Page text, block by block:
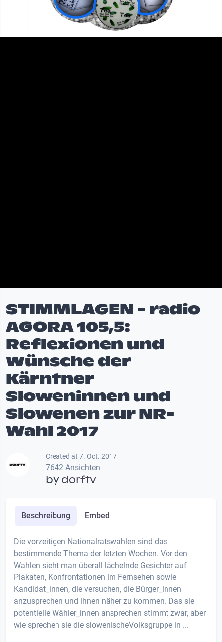
Video
STIMMLAGEN - radio
AGORA 105,5:
Reflexionen und
Wünsche der
Kärntner
Sloweninnen und
Slowenen zur NR-
Wahl 2017
Created at 7. Oct. 2017
7642 Ansichten
bydorftv
Beschreibung Embed
Die vorzeitigen Nationalratswahlen sind das
bestimmende Thema der letzten Wochen. Vor den
Wahlen sieht man überall lächelnde Gesichter auf
Plakaten, Konfrontationen im Fernsehen sowie
Kandidat_innen, die versuchen, die Bürger_innen
anzusprechen und ihnen näher zu kommen. Das sie
potentielle Wähler_innen ansprechen stimmt zwar, aber
wie sprechen sie die slowenischeVolksgruppe in ...